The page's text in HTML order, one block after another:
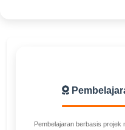
Pembelajaran berbasis projek